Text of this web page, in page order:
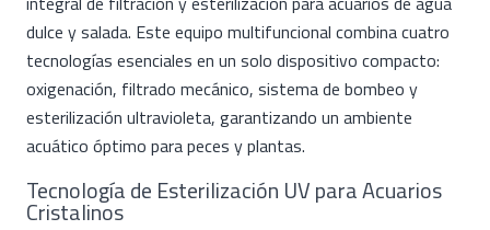
dulce y salada. Este equipo multifuncional combina cuatro
tecnologías esenciales en un solo dispositivo compacto:
oxigenación, filtrado mecánico, sistema de bombeo y
esterilización ultravioleta, garantizando un ambiente
acuático óptimo para peces y plantas.
Tecnología de Esterilización UV para Acuarios
Cristalinos